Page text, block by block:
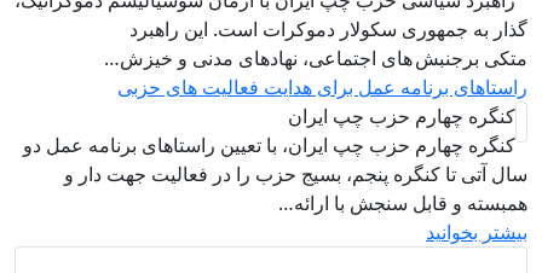
به جمهوری سکولار دموکرات است. این راهبرد
برجنبش های اجتماعی، نهادهای مدنی و خیزش‌…
برنامه عمل برای هدایت فعالیت های حزبی
کنگره چهارم حزب چپ ایران
کنگره چهارم حزب چپ ایران، با تعیین راستاهای برنامه عمل دو
آتی تا کنگره پنجم، بسیج حزب را در فعالیت جهت دار و
و قابل سنجش با ارائه…
بخوانید